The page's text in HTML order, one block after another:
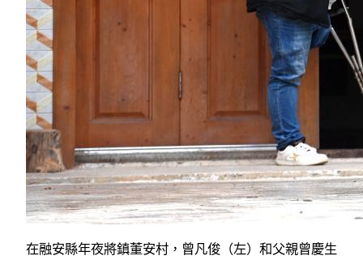
在融安縣年夜將鎮董安村，曾凡俊（左）和父親曾慶生